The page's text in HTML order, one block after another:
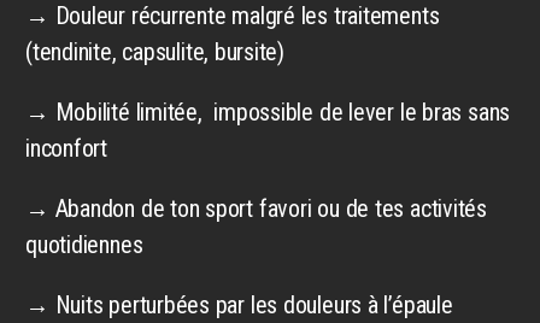
→ Douleur récurrente malgré les traitements
(tendinite, capsulite, bursite)
→ Mobilité limitée, impossible de lever le bras sans
inconfort
→ Abandon de ton sport favori ou de tes activités
quotidiennes
→ Nuits perturbées par les douleurs à l’épaule